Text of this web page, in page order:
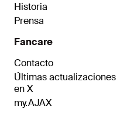
Historia
Prensa
Fancare
Contacto
Últimas actualizaciones
en X
my.AJAX